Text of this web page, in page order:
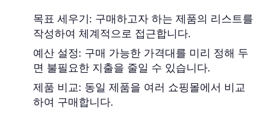
목표 세우기: 구매하고자 하는 제품의 리스트를
작성하여 체계적으로 접근합니다.
예산 설정: 구매 가능한 가격대를 미리 정해 두
면 불필요한 지출을 줄일 수 있습니다.
제품 비교: 동일 제품을 여러 쇼핑몰에서 비교
하여 구매합니다.